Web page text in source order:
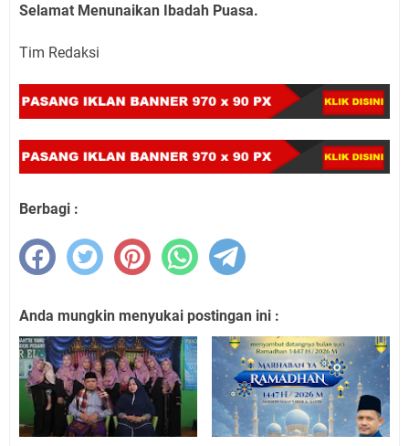
Selamat Menunaikan Ibadah Puasa.
Tim Redaksi
Berbagi :
Anda mungkin menyukai postingan ini :